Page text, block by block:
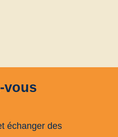
vous
échanger des